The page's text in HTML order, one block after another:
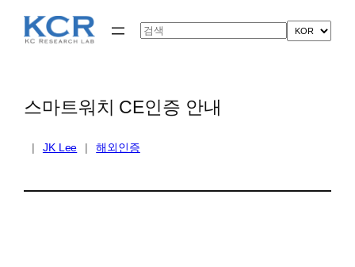
Search
스마트워치 CE인증 안내
| JK Lee | 해외인증